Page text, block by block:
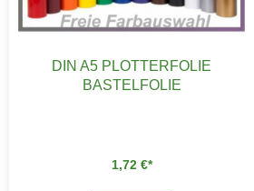
DIN A5 PLOTTERFOLIE
BASTELFOLIE
1,72 €